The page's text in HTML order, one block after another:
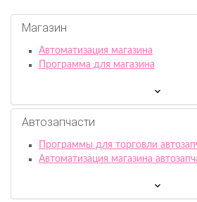
Магазин
Автоматизация магазина
Программа для магазина
Автозапчасти
Программы для торговли
Автоматизация магазина